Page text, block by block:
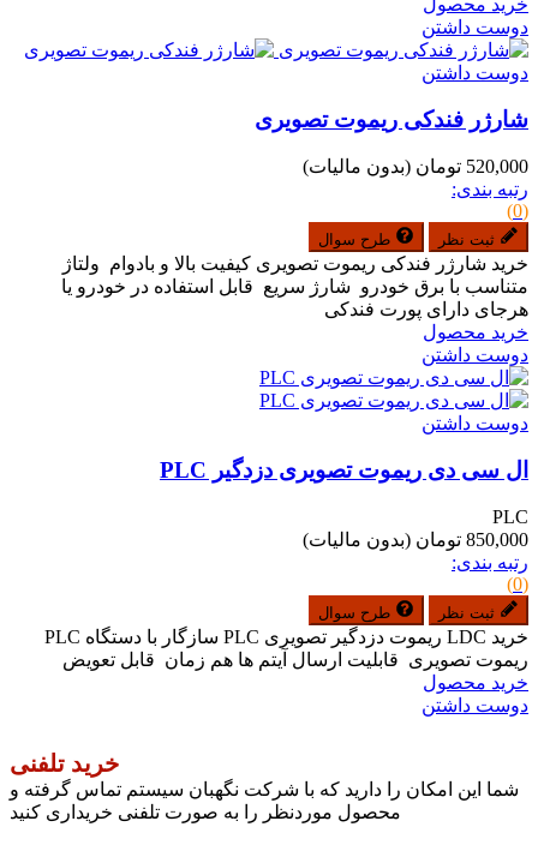
دوست داشتن
دوست داشتن
شارژر فندکی ریموت تصویری
520,000 تومان
(بدون مالیات)
رتبه بندی:
(0)
ثبت نظر طرح سوال
خرید شارژر فندکی ریموت تصویری کیفیت بالا و بادوام ولتاژ
متناسب با برق خودرو شارژ سریع قابل استفاده در خودرو یا
هرجای دارای پورت فندکی
خرید محصول
دوست داشتن
دوست داشتن
ال سی دی ریموت تصویری دزدگیر PLC
PLC
850,000 تومان
(بدون مالیات)
رتبه بندی:
(0)
ثبت نظر طرح سوال
خرید LDC ریموت دزدگیر تصویری PLC سازگار با دستگاه PLC
ریموت تصویری قابلیت ارسال آیتم ها هم زمان قابل تعویض
خرید محصول
دوست داشتن
خرید تلفنی
شما این امکان را دارید که با شرکت نگهبان سیستم تماس گرفته و
محصول موردنظر را به صورت تلفنی خریداری کنید